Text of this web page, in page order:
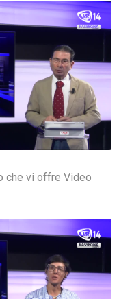
che vi offre Video